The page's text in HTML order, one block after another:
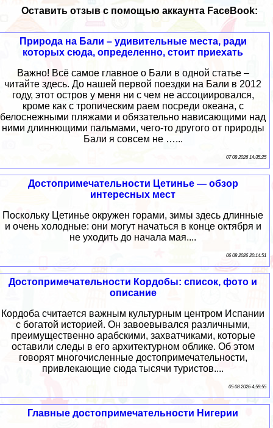
Оставить отзыв с помощью аккаунта FaceBook:
Природа на Бали – удивительные места, ради
которых сюда, определенно, стоит приехать
Важно! Всё самое главное о Бали в одной статье –
читайте здесь. До нашей первой поездки на Бали в 2012
году, этот остров у меня ни с чем не ассоциировался,
кроме как с тропическим раем посреди океана, с
белоснежными пляжами и обязательно нависающими над
ними длиннющими пальмами, чего-то другого от природы
Бали я совсем не …...
07 08 2026 14:35:25
Достопримечательности Цетинье — обзор
интересных мест
Поскольку Цетинье окружен горами, зимы здесь длинные
и очень холодные: они могут начаться в конце октября и
не уходить до начала мая....
06 08 2026 20:14:51
Достопримечательности Кордобы: список, фото и
описание
Кордоба считается важным культурным центром Испании
с богатой историей. Он завоевывался различными,
преимущественно арабскими, захватчиками, которые
оставили следы в его архитектурном облике. Об этом
говорят многочисленные достопримечательности,
привлекающие сюда тысячи туристов....
05 08 2026 4:59:55
Главные достопримечательности Нигерии